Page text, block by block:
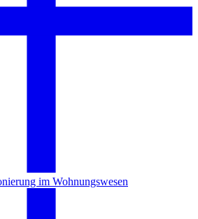
im Wohnungswesen